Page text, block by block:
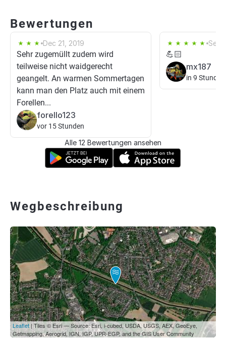
Bewertungen
Dec 21, 2019
Sehr zugemüllt zudem wird
teilweise nicht waidgerecht
geangelt. An warmen Sommertagen
kann man den Platz auch mit einem
Forellen...
forello123
vor 15 Stunden
Sep
💪🏻
mx187
in 9 Stunden
Alle 12 Bewertungen ansehen
Wegbeschreibung
Leaflet | Tiles © Esri — Source: Esri, i-cubed, USDA, USGS, AEX, GeoEye,
Getmapping, Aerogrid, IGN, IGP, UPR-EGP, and the GIS User Community